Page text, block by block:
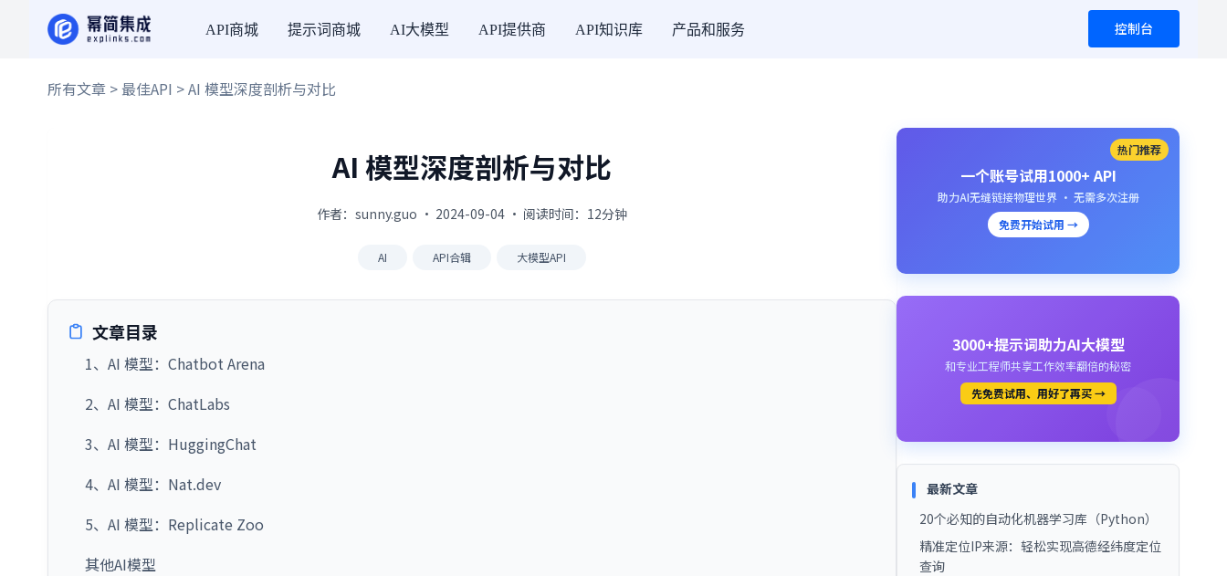
API商城 提示词商城 AI大模型 API提供商 API知识库 产品和服务 控制台
所有文章 > 最佳API > AI 模型深度剖析与对比
AI 模型深度剖析与对比
作者：sunny.guo · 2024-09-04 · 阅读时间：12分钟
AI API合辑 大模型API
文章目录
1、AI 模型：Chatbot Arena
2、AI 模型：ChatLabs
3、AI 模型：HuggingChat
4、AI 模型：Nat.dev
5、AI 模型：Replicate Zoo
其他AI模型
热门推荐
一个账号试用1000+ API
助力AI无缝链接物理世界 · 无需多次注册
免费开始试用 →
3000+提示词助力AI大模型
和专业工程师共享工作效率翻倍的秘密
先免费试用、用好了再买 →
最新文章
20个必知的自动化机器学习库（Python）
精准定位IP来源：轻松实现高德经纬度定位
查询